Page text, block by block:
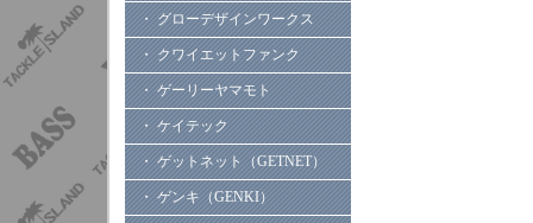
・ グローデザインワークス
・ クワイエットファンク
・ ゲーリーヤマモト
・ ケイテック
・ ゲットネット（GETNET）
・ ゲンキ（GENKI）